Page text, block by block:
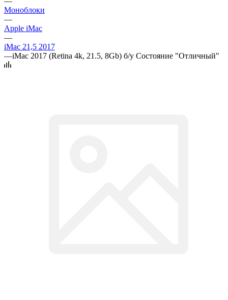
Моноблоки
—
Apple iMac
—
iMac 21,5 2017
—iMac 2017 (Retina 4k, 21.5, 8Gb) б/у Состояние "Отличный"